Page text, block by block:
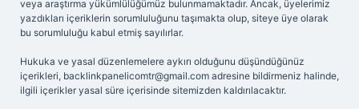
veya araştırma yükümlülüğümüz bulunmamaktadır. Ancak, üyelerimiz
yazdıkları içeriklerin sorumluluğunu taşımakta olup, siteye üye olarak
bu sorumluluğu kabul etmiş sayılırlar.
Hukuka ve yasal düzenlemelere aykırı olduğunu düşündüğünüz
içerikleri, backlinkpanelicomtr@gmail.com adresine bildirmeniz halinde,
ilgili içerikler yasal süre içerisinde sitemizden kaldırılacaktır.